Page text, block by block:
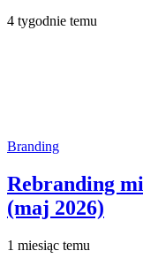
4 tygodnie temu
Branding
Rebranding
(maj 2026)
1 miesiąc temu